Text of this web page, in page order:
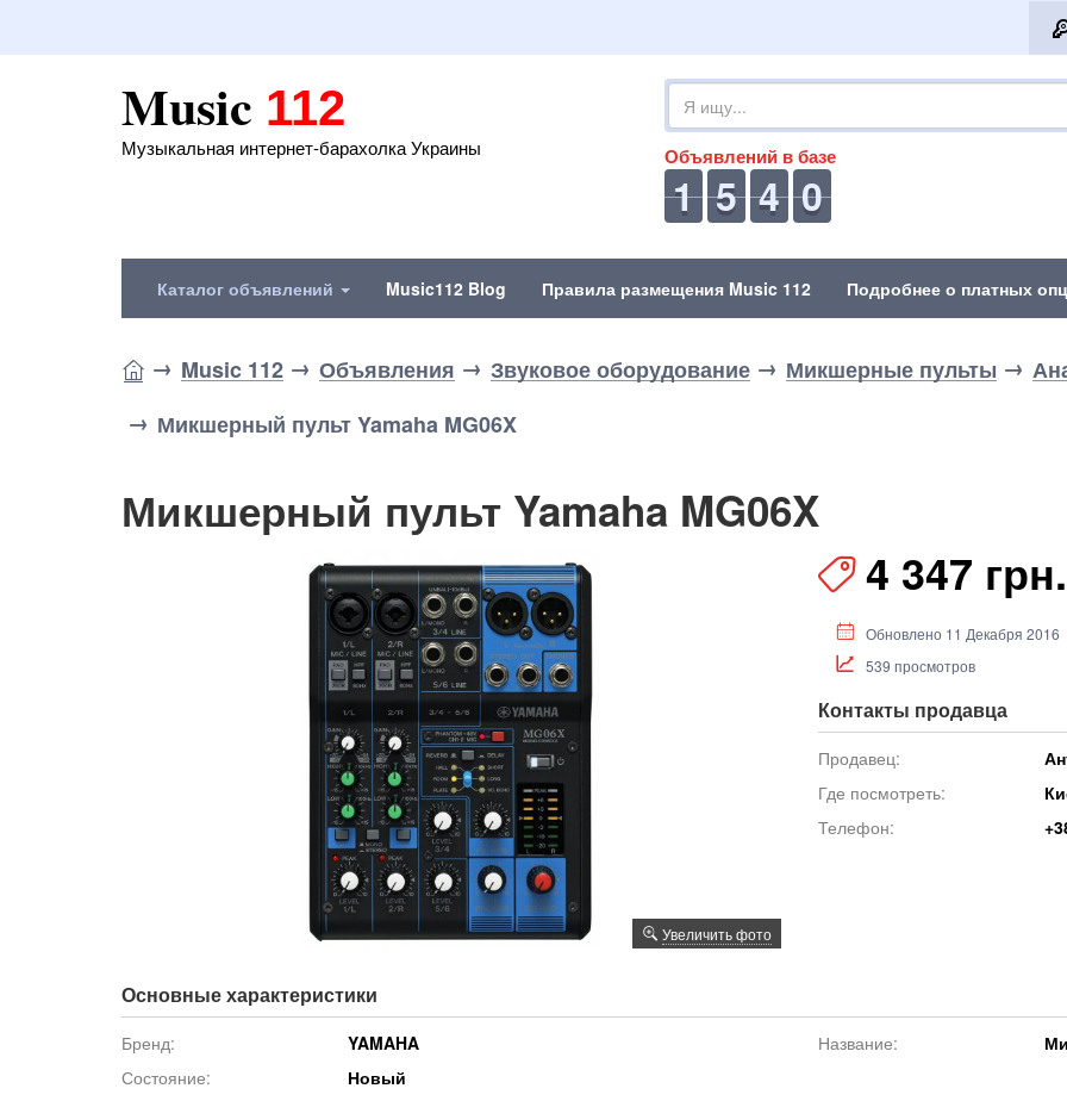
Music 112
Музыкальная интернет-барахолка Украины Объявлений в базе
1 5 4 0
Каталог объявлений Music112 Blog Правила размещения Music 112 Подробнее о платных
Music 112 Объявления Звуковое оборудование Микшерные пульты
Микшерный пульт Yamaha MG06X
Микшерный пульт Yamaha MG06X
Увеличить фото
4 347 грн.
Обновлено 11 Декабря 2016
539 просмотров
Контакты продавца
Продавец:
Где посмотреть:
Телефон:
Основные характеристики
Бренд: YAMAHA Название:
Состояние:
Новый